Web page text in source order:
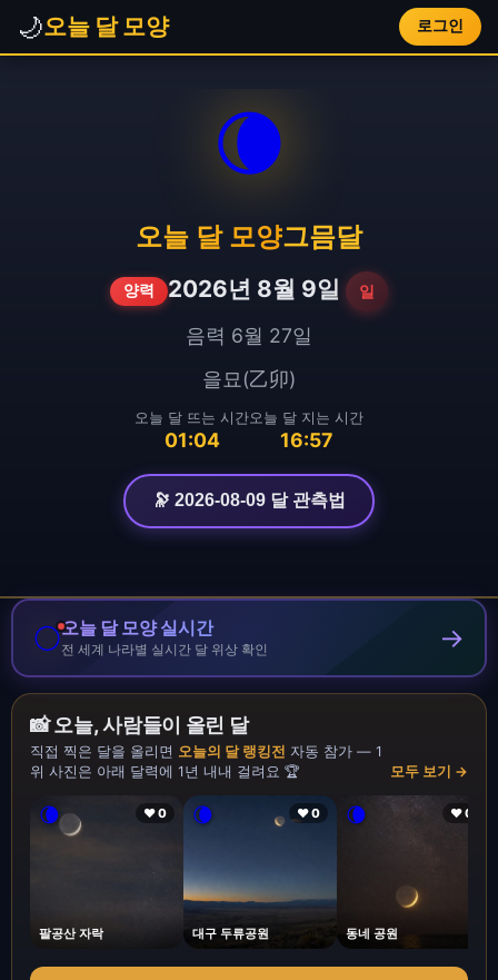
🌙오늘 달 모양 로그인
🌘
오늘 달 모양그믐달
양력 2026년 8월 9일 일
음력 6월 27일
을묘(乙卯)
오늘 달 뜨는 시간
01:04
오늘 달 지는 시간
16:57
🔭 2026-08-09 달 관측법
🌕오늘 달 모양 실시간
전 세계 나라별 실시간 달 위상 확인 →
📸 오늘, 사람들이 올린 달
직접 찍은 달을 올리면 오늘의 달 랭킹전 자동 참가 — 1
위 사진은 아래 달력에 1년 내내 걸려요 🏆
모두 보기 →
🌘 ❤ 0
팔공산 자락
🌘 ❤ 0
대구 두류공원
🌘 ❤ 0
동네 공원